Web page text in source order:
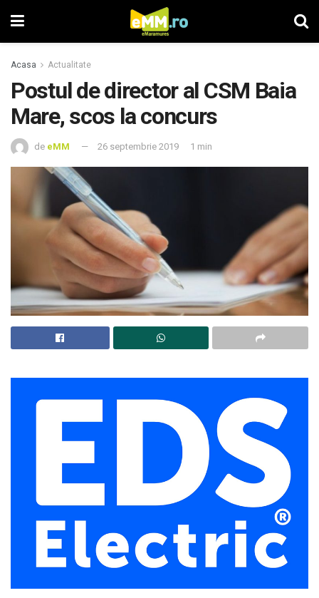
Acasa Actualitate
Postul de director al CSM Baia
Mare, scos la concurs
de eMM 26 septembrie 2019 1 min